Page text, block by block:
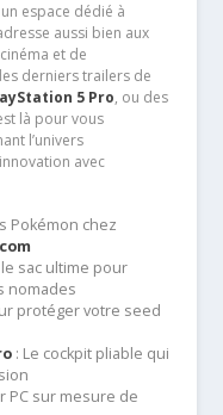
espace dédié à
aussi bien aux
et de
derniers trailers de
5 Pro, ou des
là pour vous
l’univers
avec
Pokémon chez
le sac ultime pour
nomades
protéger votre seed
: Le cockpit pliable qui
PC sur mesure de